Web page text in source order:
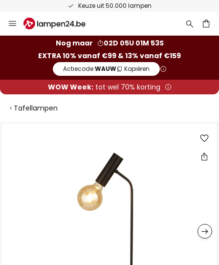
Keuze uit 50.000 lampen
naar
Nog maar
02D 05U 01M 53S
EXTRA 10% vanaf €99 & 13% vanaf €159
Actiecode:WAUW Kopiëren
WOW Week:tot wel 70% korting
Tafellampen